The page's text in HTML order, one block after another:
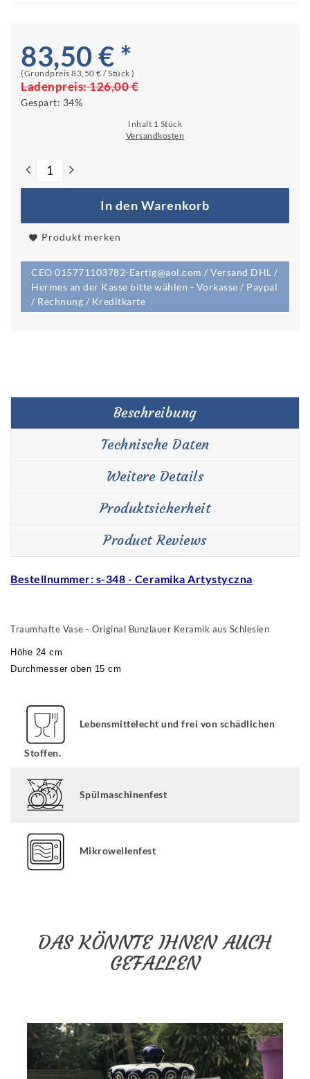
83,50 € *
(Grundpreis 83,50 € / Stück )
Ladenpreis:126,00 €
Gespart: 34%
Inhalt 1 Stück
Versandkosten
In den Warenkorb
Produkt merken
CEO 015771103782-Eartig@aol.com / Versand DHL /
Hermes an der Kasse bitte wählen - Vorkasse / Paypal
/ Rechnung / Kreditkarte
Beschreibung
Technische Daten
Weitere Details
Produktsicherheit
Product Reviews
Bestellnummer: s-348 - Ceramika Artystyczna
Traumhafte Vase - Original Bunzlauer Keramik aus Schlesien
Höhe 24 cm
Durchmesser oben 15 cm
Lebensmittelecht und frei von schädlichen
Stoffen.
Spülmaschinenfest
Mikrowellenfest
DAS KÖNNTE IHNEN AUCH
GEFALLEN